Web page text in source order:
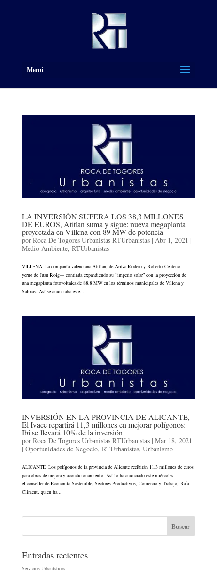
Menú
LA INVERSIÓN SUPERA LOS 38,3 MILLONES
DE EUROS, Atitlan suma y sigue: nueva megaplanta
proyectada en Villena con 89 MW de potencia
porRoca De Togores Urbanistas RTUrbanistas| Abr 1, 2021 |
Medio Ambiente, RTUrbanistas
VILLENA. La compañía valenciana Atitlan, de Aritza Rodero y Roberto Centeno —
yerno de Juan Roig— continúa expandiendo su “imperio solar” con la proyección de
una megaplanta fotovoltaica de 88,8 MW en los términos municipales de Villena y
Salinas. Así se anunciaba este...
INVERSIÓN EN LA PROVINCIA DE ALICANTE,
El Ivace repartirá 11,3 millones en mejorar polígonos:
Ibi se llevará 10% de la inversión
por Roca De Togores Urbanistas RTUrbanistas| Mar 18, 2021
| Oportunidades de Negocio, RTUrbanistas, Urbanismo
ALICANTE. Los polígonos de la provincia de Alicante recibirán 11,3 millones de euros
para obras de mejora y acondicionamiento. Así lo ha anunciado este miércoles
el conseller de Economía Sostenible, Sectores Productivos, Comercio y Trabajo, Rafa
Climent, quien ha...
Entradas recientes
Servicios Urbanísticos